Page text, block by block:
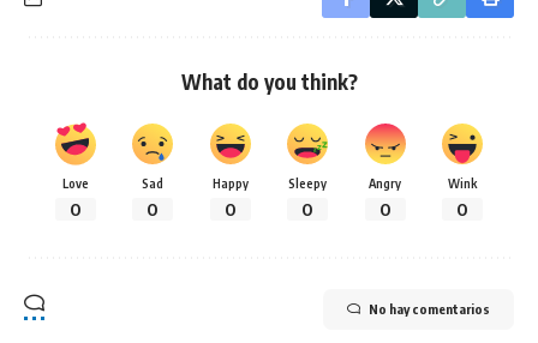
What do you think?
Love
0
Sad
0
Happy
0
Sleepy
0
Angry
0
Wink
0
No hay comentarios